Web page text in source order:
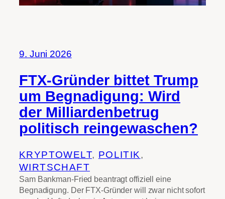
9. Juni 2026
FTX-Gründer bittet Trump
um Begnadigung: Wird
der Milliardenbetrug
politisch reingewaschen?
KRYPTOWELT, POLITIK
WIRTSCHAFT
Sam Bankman-Fried beantragt offiziell eine
Begnadigung. Der FTX-Gründer will zwar nicht sofort